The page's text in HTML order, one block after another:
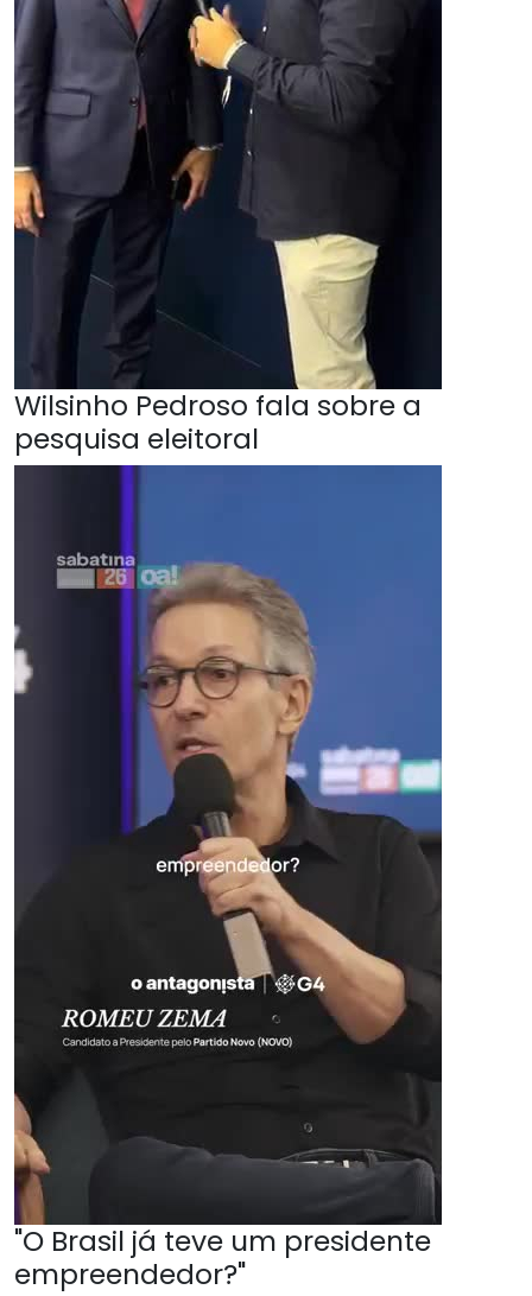
Wilsinho Pedroso fala sobre a
pesquisa eleitoral
"O Brasil já teve um presidente
empreendedor?"